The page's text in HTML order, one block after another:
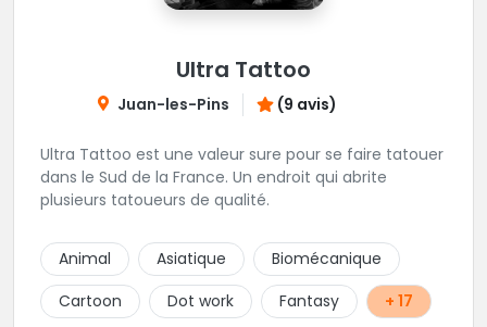
Ultra Tattoo
Juan-les-Pins (9 avis)
Ultra Tattoo est une valeur sure pour se faire tatouer
dans le Sud de la France. Un endroit qui abrite
plusieurs tatoueurs de qualité.
Animal Asiatique
Biomécanique
Cartoon
Dot work Fantasy + 17